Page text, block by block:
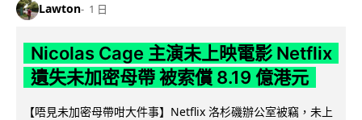
Lawton 1 日
Nicolas Cage 主演未上映電影 Netflix
遺失未加密母帶 被索償 8.19 億港元
【唔見未加密母帶咁大件事】Netflix 洛杉磯辦公室被竊，未上